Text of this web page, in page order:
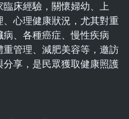
床經驗，關懷婦幼、上
心理健康狀況，尤其對重
、各種癌症、慢性疾病
管理、減肥美容等，邀訪
享，是民眾獲取健康照護